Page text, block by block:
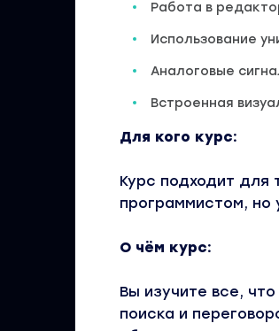
Работа в
Использование
Аналоговые
Встроенная
Для кого курс:
Курс подходит для
программистом, но
О чём курс:
Вы изучите все,
поиска и